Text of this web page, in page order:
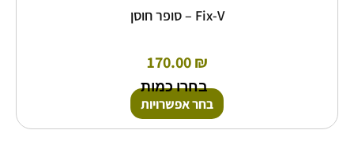
Fix-V – סופר חוסן
170.00₪
בחרו כמות
בחר אפשרויות